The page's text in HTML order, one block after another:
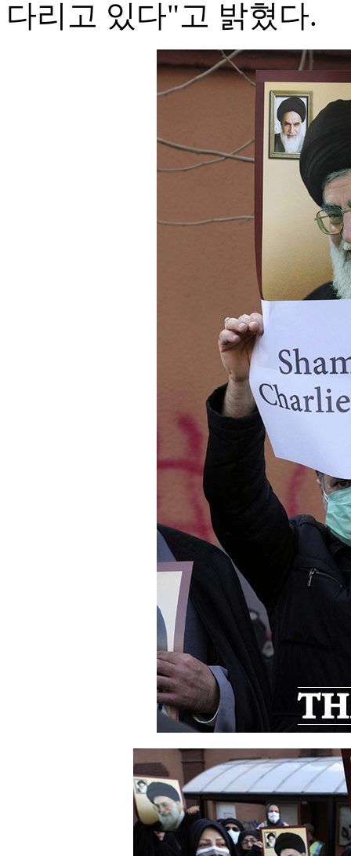
다리고 있다"고 밝혔다.